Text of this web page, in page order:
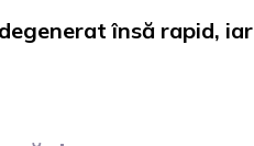
însă rapid, iar